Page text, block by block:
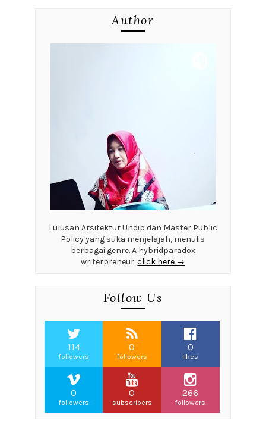
Author
Lulusan Arsitektur Undip dan Master Public
Policy yang suka menjelajah, menulis
berbagai genre. A hybridparadox
writerpreneur.click here →
Follow Us
114
followers
0
followers
0
likes
0
followers
0
subscribers
266
followers